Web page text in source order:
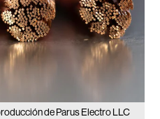
de Parus Electro LLC